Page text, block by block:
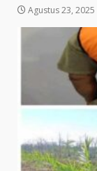
Agustus 23, 2025